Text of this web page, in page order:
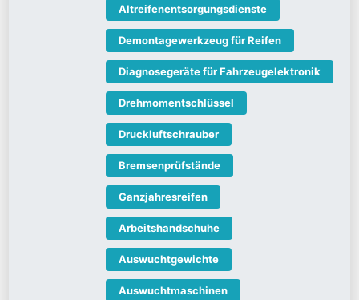
Altreifenentsorgungsdienste
Demontagewerkzeug für Reifen
Diagnosegeräte für Fahrzeugelektronik
Drehmomentschlüssel
Druckluftschrauber
Bremsenprüfstände
Ganzjahresreifen
Arbeitshandschuhe
Auswuchtgewichte
Auswuchtmaschinen